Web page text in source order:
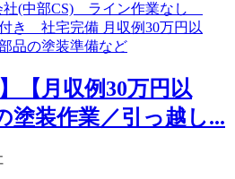
【月収例30万円以
塗装作業／引っ越し...